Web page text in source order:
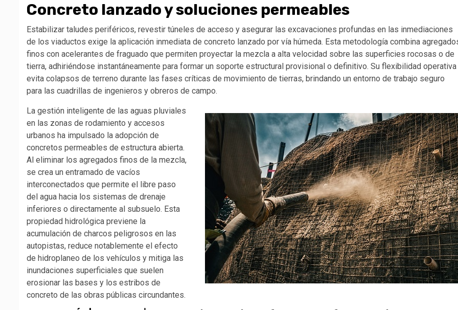
Concreto lanzado y soluciones permeables
Estabilizar taludes periféricos, revestir túneles de acceso y asegurar las excavaciones profundas en las inmediaciones
de los viaductos exige la aplicación inmediata de concreto lanzado por vía húmeda. Esta metodología combina
finos con acelerantes de fraguado que permiten proyectar la mezcla a alta velocidad sobre las superficies rocosas o de
tierra, adhiriéndose instantáneamente para formar un soporte estructural provisional o definitivo. Su flexibilidad operativa
evita colapsos de terreno durante las fases críticas de movimiento de tierras, brindando un entorno de trabajo seguro
para las cuadrillas de ingenieros y obreros de campo.
La gestión inteligente de las aguas pluviales
en las zonas de rodamiento y accesos
urbanos ha impulsado la adopción de
concretos permeables de estructura abierta.
Al eliminar los agregados finos de la mezcla,
se crea un entramado de vacíos
interconectados que permite el libre paso
del agua hacia los sistemas de drenaje
inferiores o directamente al subsuelo. Esta
propiedad hidrológica previene la
acumulación de charcos peligrosos en las
autopistas, reduce notablemente el efecto
de hidroplaneo de los vehículos y mitiga las
inundaciones superficiales que suelen
erosionar las bases y los estribos de
concreto de las obras públicas circundantes.